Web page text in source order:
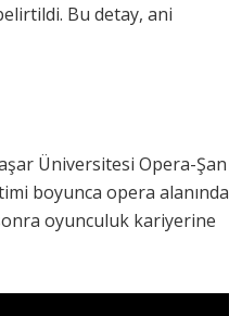
Bu detay, ani
Üniversitesi Opera-Şan
boyunca opera alanında
oyunculuk kariyerine